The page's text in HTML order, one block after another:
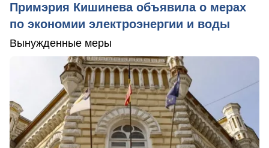
Примэрия Кишинева объявила о мерах
по экономии электроэнергии и воды
Вынужденные меры